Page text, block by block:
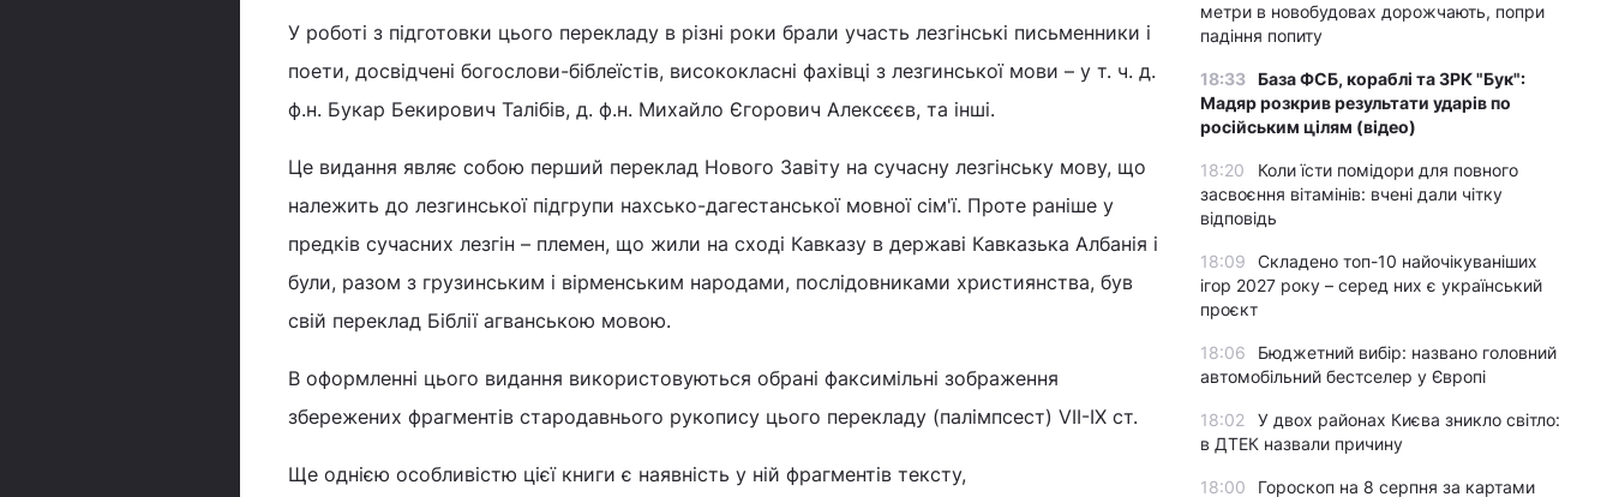
У роботі з підготовки цього перекладу в різні роки брали участь лезгінські письменники і
поети, досвідчені богослови-біблеїстів, висококласні фахівці з лезгинської мови – у т. ч. д.
ф.н. Букар Бекирович Талібів, д. ф.н. Михайло Єгорович Алексєєв, та інші.
Це видання являє собою перший переклад Нового Завіту на сучасну лезгінську мову, що
належить до лезгинської підгрупи нахсько-дагестанської мовної сім'ї. Проте раніше у
предків сучасних лезгін – племен, що жили на сході Кавказу в державі Кавказька Албанія і
були, разом з грузинським і вірменським народами, послідовниками християнства, був
свій переклад Біблії агванською мовою.
В оформленні цього видання використовуються обрані факсимільні зображення
збережених фрагментів стародавнього рукопису цього перекладу (палімпсест) VII-IX ст.
Ще однією особливістю цієї книги є наявність у ній фрагментів тексту,
метри в новобудовах дорожчають, попри
падіння попиту
18:33 База ФСБ, кораблі та ЗРК "Бук":
Мадяр розкрив результати ударів по
російським цілям (відео)
18:20
Коли їсти помідори для повного
засвоєння вітамінів: вчені дали чітку
відповідь
18:09
Складено топ-10 найочікуваніших
ігор 2027 року – серед них є український
проєкт
18:06
Бюджетний вибір: названо головний
автомобільний бестселер у Європі
18:02
У двох районах Києва зникло світло:
в ДТЕК назвали причину
18:00 Гороскоп на 8 серпня за картами